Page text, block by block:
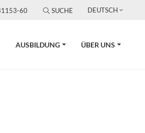
60 SUCHE DEUTSCH
AUSBILDUNG ÜBER UNS